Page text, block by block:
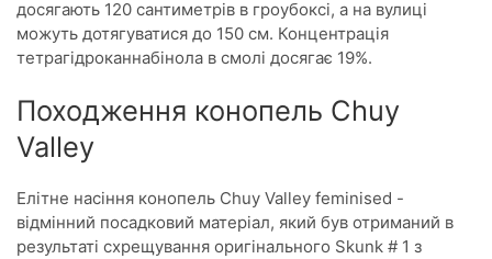
досягають 120 сантиметрів в гроубоксі, а на вулиці
можуть дотягуватися до 150 см. Концентрація
тетрагідроканнабінола в смолі досягає 19%.
Походження конопель Chuy
Valley
Елітне насіння конопель Chuy Valley feminised -
відмінний посадковий матеріал, який був отриманий в
результаті схрещування оригінального Skunk # 1 з